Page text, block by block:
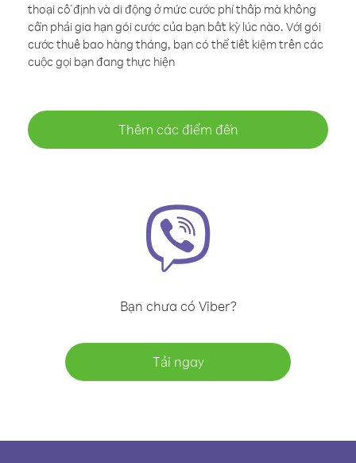
thoại cố định và di động ở mức cước phí thấp mà không
cần phải gia hạn gói cước của bạn bất kỳ lúc nào. Với gói
cước thuê bao hàng tháng, bạn có thể tiết kiệm trên các
cuộc gọi bạn đang thực hiện
Thêm các điểm đến
Bạn chưa có Viber?
Tải ngay